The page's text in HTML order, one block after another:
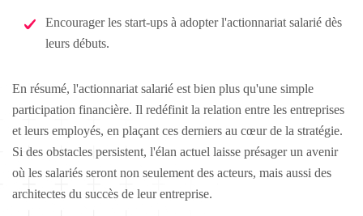
Encourager les start-ups à adopter l'actionnariat salarié dès
leurs débuts.
En résumé, l'actionnariat salarié est bien plus qu'une simple
participation financière. Il redéfinit la relation entre les entreprises
et leurs employés, en plaçant ces derniers au cœur de la stratégie.
Si des obstacles persistent, l'élan actuel laisse présager un avenir
où les salariés seront non seulement des acteurs, mais aussi des
architectes du succès de leur entreprise.